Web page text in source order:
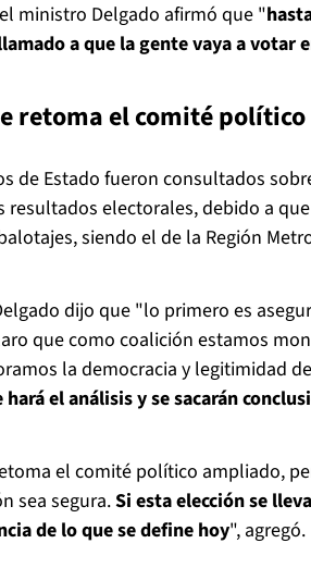
ministro Delgado afirmó que "
a que la gente vaya a votar
retoma el comité
de Estado fueron consultados
resultados electorales, debido a
siendo el de la Región
dijo que "lo primero es
que como coalición estamos
la democracia y legitimidad
el análisis y se sacarán
el comité político ampliado,
sea segura.Si esta elección se
de lo que se define hoy", agregó.